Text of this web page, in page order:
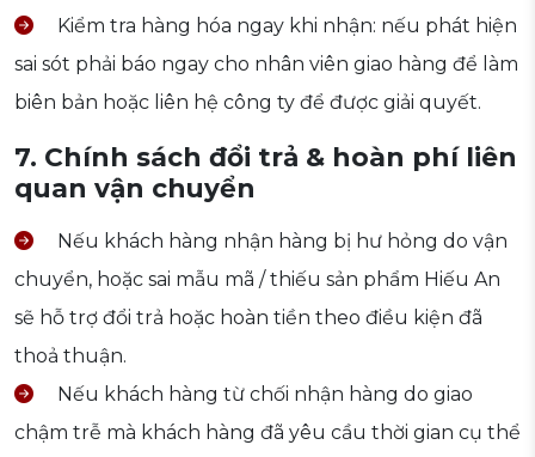
Kiểm tra hàng hóa ngay khi nhận: nếu phát hiện
sai sót phải báo ngay cho nhân viên giao hàng để làm
biên bản hoặc liên hệ công ty để được giải quyết.
7. Chính sách đổi trả & hoàn phí liên
quan vận chuyển
Nếu khách hàng nhận hàng bị hư hỏng do vận
chuyển, hoặc sai mẫu mã / thiếu sản phẩm Hiếu An
sẽ hỗ trợ đổi trả hoặc hoàn tiền theo điều kiện đã
thoả thuận.
Nếu khách hàng từ chối nhận hàng do giao
chậm trễ mà khách hàng đã yêu cầu thời gian cụ thể